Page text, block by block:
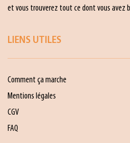
et vous trouverez tout ce dont vous avez
LIENS UTILES
Comment ça marche
Mentions légales
CGV
FAQ